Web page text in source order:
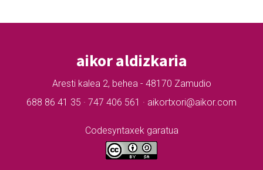
aikor aldizkaria
Aresti kalea 2, behea - 48170 Zamudio
688 86 41 35 · 747 406 561 · aikortxori@aikor.com
Codesyntaxek garatua